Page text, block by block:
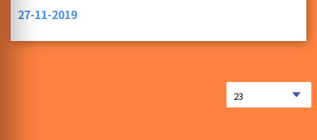
27-11-2019